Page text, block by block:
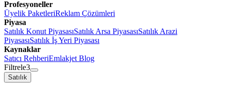
Profesyoneller
Üyelik PaketleriReklam Çözümleri
Piyasa
Satılık Konut PiyasasıSatılık Arsa PiyasasıSatılık Arazi
PiyasasıSatılık İş Yeri Piyasası
Kaynaklar
Satıcı RehberiEmlakjet Blog
Filtrele3
Satılık